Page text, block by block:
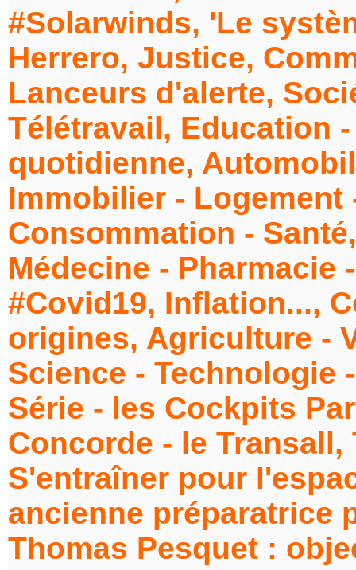
#Solarwinds, 'Le
Herrero, Justice,
Lanceurs d'alerte,
Télétravail, Education
quotidienne,
Immobilier - Logement
Consommation -
Médecine - Pharmacie
#Covid19, Inflation...,
origines, Agriculture -
Science - Technologie
Série - les Cockpits
Concorde - le Transall,
S'entraîner pour
ancienne préparatrice
Thomas Pesquet :